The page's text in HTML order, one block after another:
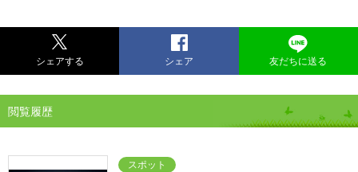
シェアする シェア 友だちに送る
閲覧履歴